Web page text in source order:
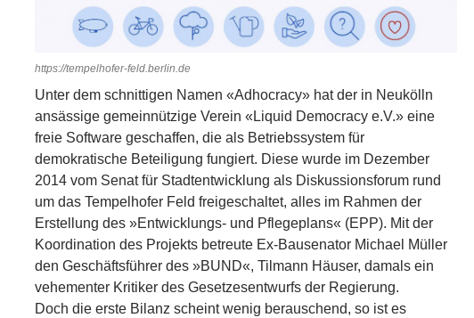
https://tempelhofer-feld.berlin.de
Unter dem schnittigen Namen «Adhocracy» hat der in Neukölln
ansässige gemeinnützige Verein «Liquid Democracy e.V.» eine
freie Software geschaffen, die als Betriebssystem für
demokratische Beteiligung fungiert. Diese wurde im Dezember
2014 vom Senat für Stadtentwicklung als Diskussionsforum rund
um das Tempelhofer Feld freigeschaltet, alles im Rahmen der
Erstellung des »Entwicklungs- und Pflegeplans« (EPP). Mit der
Koordination des Projekts betreute Ex-Bausenator Michael Müller
den Geschäftsführer des »BUND«, Tilmann Häuser, damals ein
vehementer Kritiker des Gesetzesentwurfs der Regierung.
Doch die erste Bilanz scheint wenig berauschend, so ist es